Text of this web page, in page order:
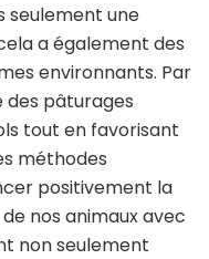
seulement une
a également des
environnants. Par
des pâturages
tout en favorisant
méthodes
positivement la
nos animaux avec
non seulement